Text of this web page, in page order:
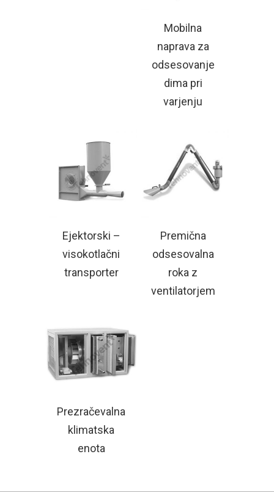
Mobilna
naprava za
odsesovanje
dima pri
varjenju
Ejektorski –
visokotlačni
transporter
Premična
odsesovalna
roka z
ventilatorjem
Prezračevalna
klimatska
enota